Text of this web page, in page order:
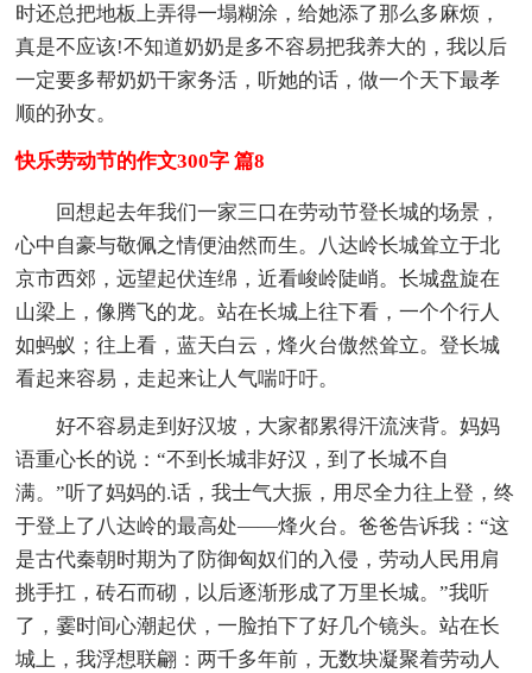
时还总把地板上弄得一塌糊涂，给她添了那么多麻烦，
真是不应该!不知道奶奶是多不容易把我养大的，我以后
一定要多帮奶奶干家务活，听她的话，做一个天下最孝
顺的孙女。
快乐劳动节的作文300字 篇8
回想起去年我们一家三口在劳动节登长城的场景，
心中自豪与敬佩之情便油然而生。八达岭长城耸立于北
京市西郊，远望起伏连绵，近看峻岭陡峭。长城盘旋在
山梁上，像腾飞的龙。站在长城上往下看，一个个行人
如蚂蚁；往上看，蓝天白云，烽火台傲然耸立。登长城
看起来容易，走起来让人气喘吁吁。
好不容易走到好汉坡，大家都累得汗流浃背。妈妈
语重心长的说：“不到长城非好汉，到了长城不自
满。”听了妈妈的.话，我士气大振，用尽全力往上登，终
于登上了八达岭的最高处——烽火台。爸爸告诉我：“这
是古代秦朝时期为了防御匈奴们的入侵，劳动人民用肩
挑手扛，砖石而砌，以后逐渐形成了万里长城。”我听
了，霎时间心潮起伏，一脸拍下了好几个镜头。站在长
城上，我浮想联翩：两千多年前，无数块凝聚着劳动人